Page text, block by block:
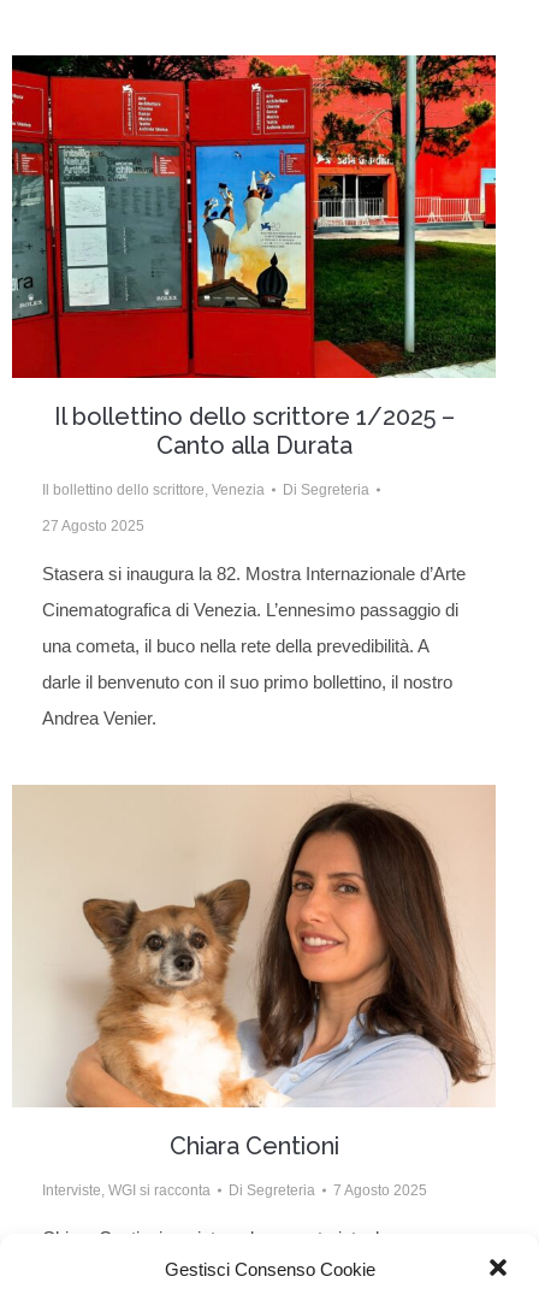
Gestisci Consenso Cookie
Il bollettino dello scrittore 1/2025 –
Canto alla Durata
Il bollettino dello scrittore, Venezia Di Segreteria
27 Agosto 2025
Stasera si inaugura la 82. Mostra Internazionale d’Arte
Cinematografica di Venezia. L’ennesimo passaggio di
una cometa, il buco nella rete della prevedibilità. A
darle il benvenuto con il suo primo bollettino, il nostro
Andrea Venier.
Chiara Centioni
Interviste, WGI si racconta Di Segreteria 7 Agosto 2025
Chiara Centioni, regista e documentarista, ha
pubblicato nel maggio 2025 per Castelvecchi un